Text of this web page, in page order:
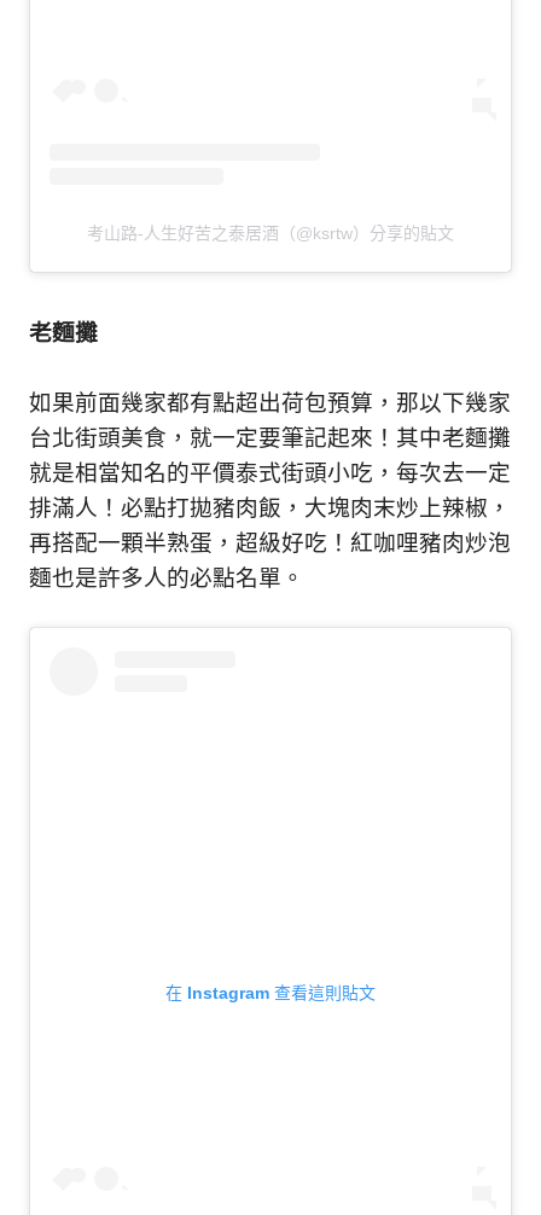
考山路-人生好苦之泰居酒（@ksrtw）分享的貼文
老麵攤
如果前面幾家都有點超出荷包預算，那以下幾家
台北街頭美食，就一定要筆記起來！其中老麵攤
就是相當知名的平價泰式街頭小吃，每次去一定
排滿人！必點打拋豬肉飯，大塊肉末炒上辣椒，
再搭配一顆半熟蛋，超級好吃！紅咖哩豬肉炒泡
麵也是許多人的必點名單。
在 Instagram 查看這則貼文